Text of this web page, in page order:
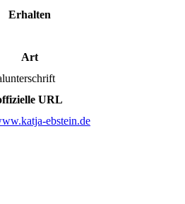
Erhalten
Art
URL
ebstein.de